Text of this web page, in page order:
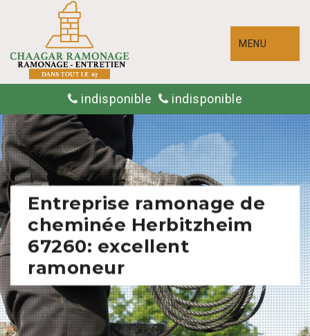
MENU
indisponible indisponible
Entreprise ramonage de
cheminée Herbitzheim
67260: excellent
ramoneur